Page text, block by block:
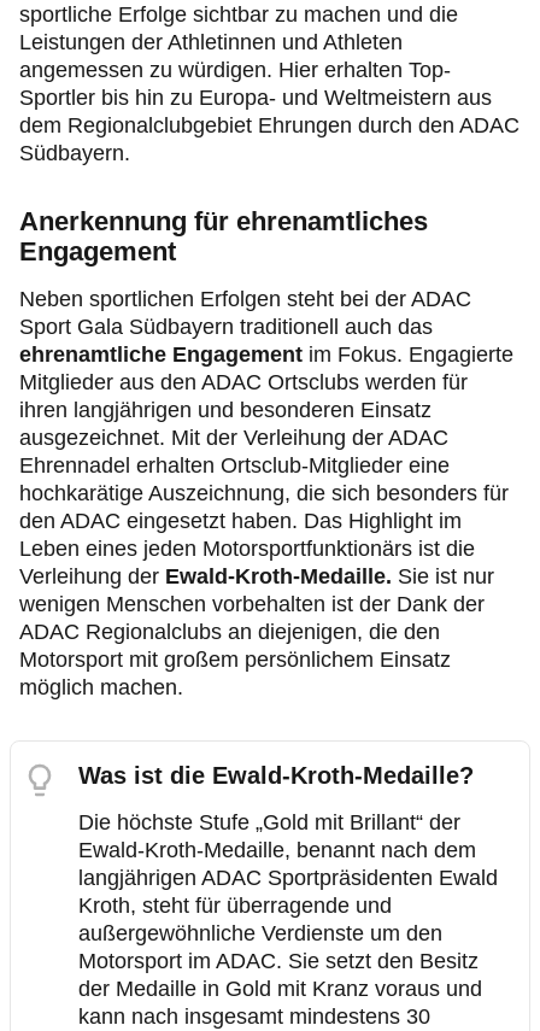
sportliche Erfolge sichtbar zu machen und die
Leistungen der Athletinnen und Athleten
angemessen zu würdigen. Hier erhalten Top-
Sportler bis hin zu Europa- und Weltmeistern aus
dem Regionalclubgebiet Ehrungen durch den ADAC
Südbayern.
Anerkennung für ehrenamtliches
Engagement
Neben sportlichen Erfolgen steht bei der ADAC
Sport Gala Südbayern traditionell auch das
ehrenamtliche Engagement im Fokus. Engagierte
Mitglieder aus den ADAC Ortsclubs werden für
ihren langjährigen und besonderen Einsatz
ausgezeichnet. Mit der Verleihung der ADAC
Ehrennadel erhalten Ortsclub-Mitglieder eine
hochkarätige Auszeichnung, die sich besonders für
den ADAC eingesetzt haben. Das Highlight im
Leben eines jeden Motorsportfunktionärs ist die
Verleihung der Ewald-Kroth-Medaille. Sie ist nur
wenigen Menschen vorbehalten ist der Dank der
ADAC Regionalclubs an diejenigen, die den
Motorsport mit großem persönlichem Einsatz
möglich machen.
Was ist die Ewald-Kroth-Medaille?
Die höchste Stufe „Gold mit Brillant“ der
Ewald-Kroth-Medaille, benannt nach dem
langjährigen ADAC Sportpräsidenten Ewald
Kroth, steht für überragende und
außergewöhnliche Verdienste um den
Motorsport im ADAC. Sie setzt den Besitz
der Medaille in Gold mit Kranz voraus und
kann nach insgesamt mindestens 30